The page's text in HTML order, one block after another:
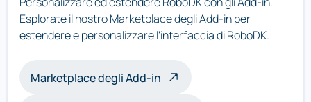
Esplorate il nostro Marketplace degli Add-in per
estendere e personalizzare l'interfaccia di RoboDK.
Marketplace degli Add-in